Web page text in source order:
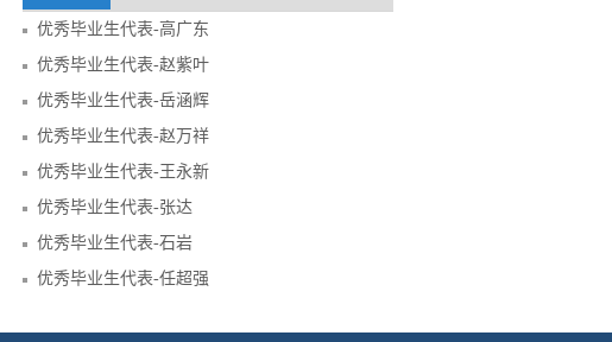
优秀毕业生代表-高广东
优秀毕业生代表-赵紫叶
优秀毕业生代表-岳涵辉
优秀毕业生代表-赵万祥
优秀毕业生代表-王永新
优秀毕业生代表-张达
优秀毕业生代表-石岩
优秀毕业生代表-任超强